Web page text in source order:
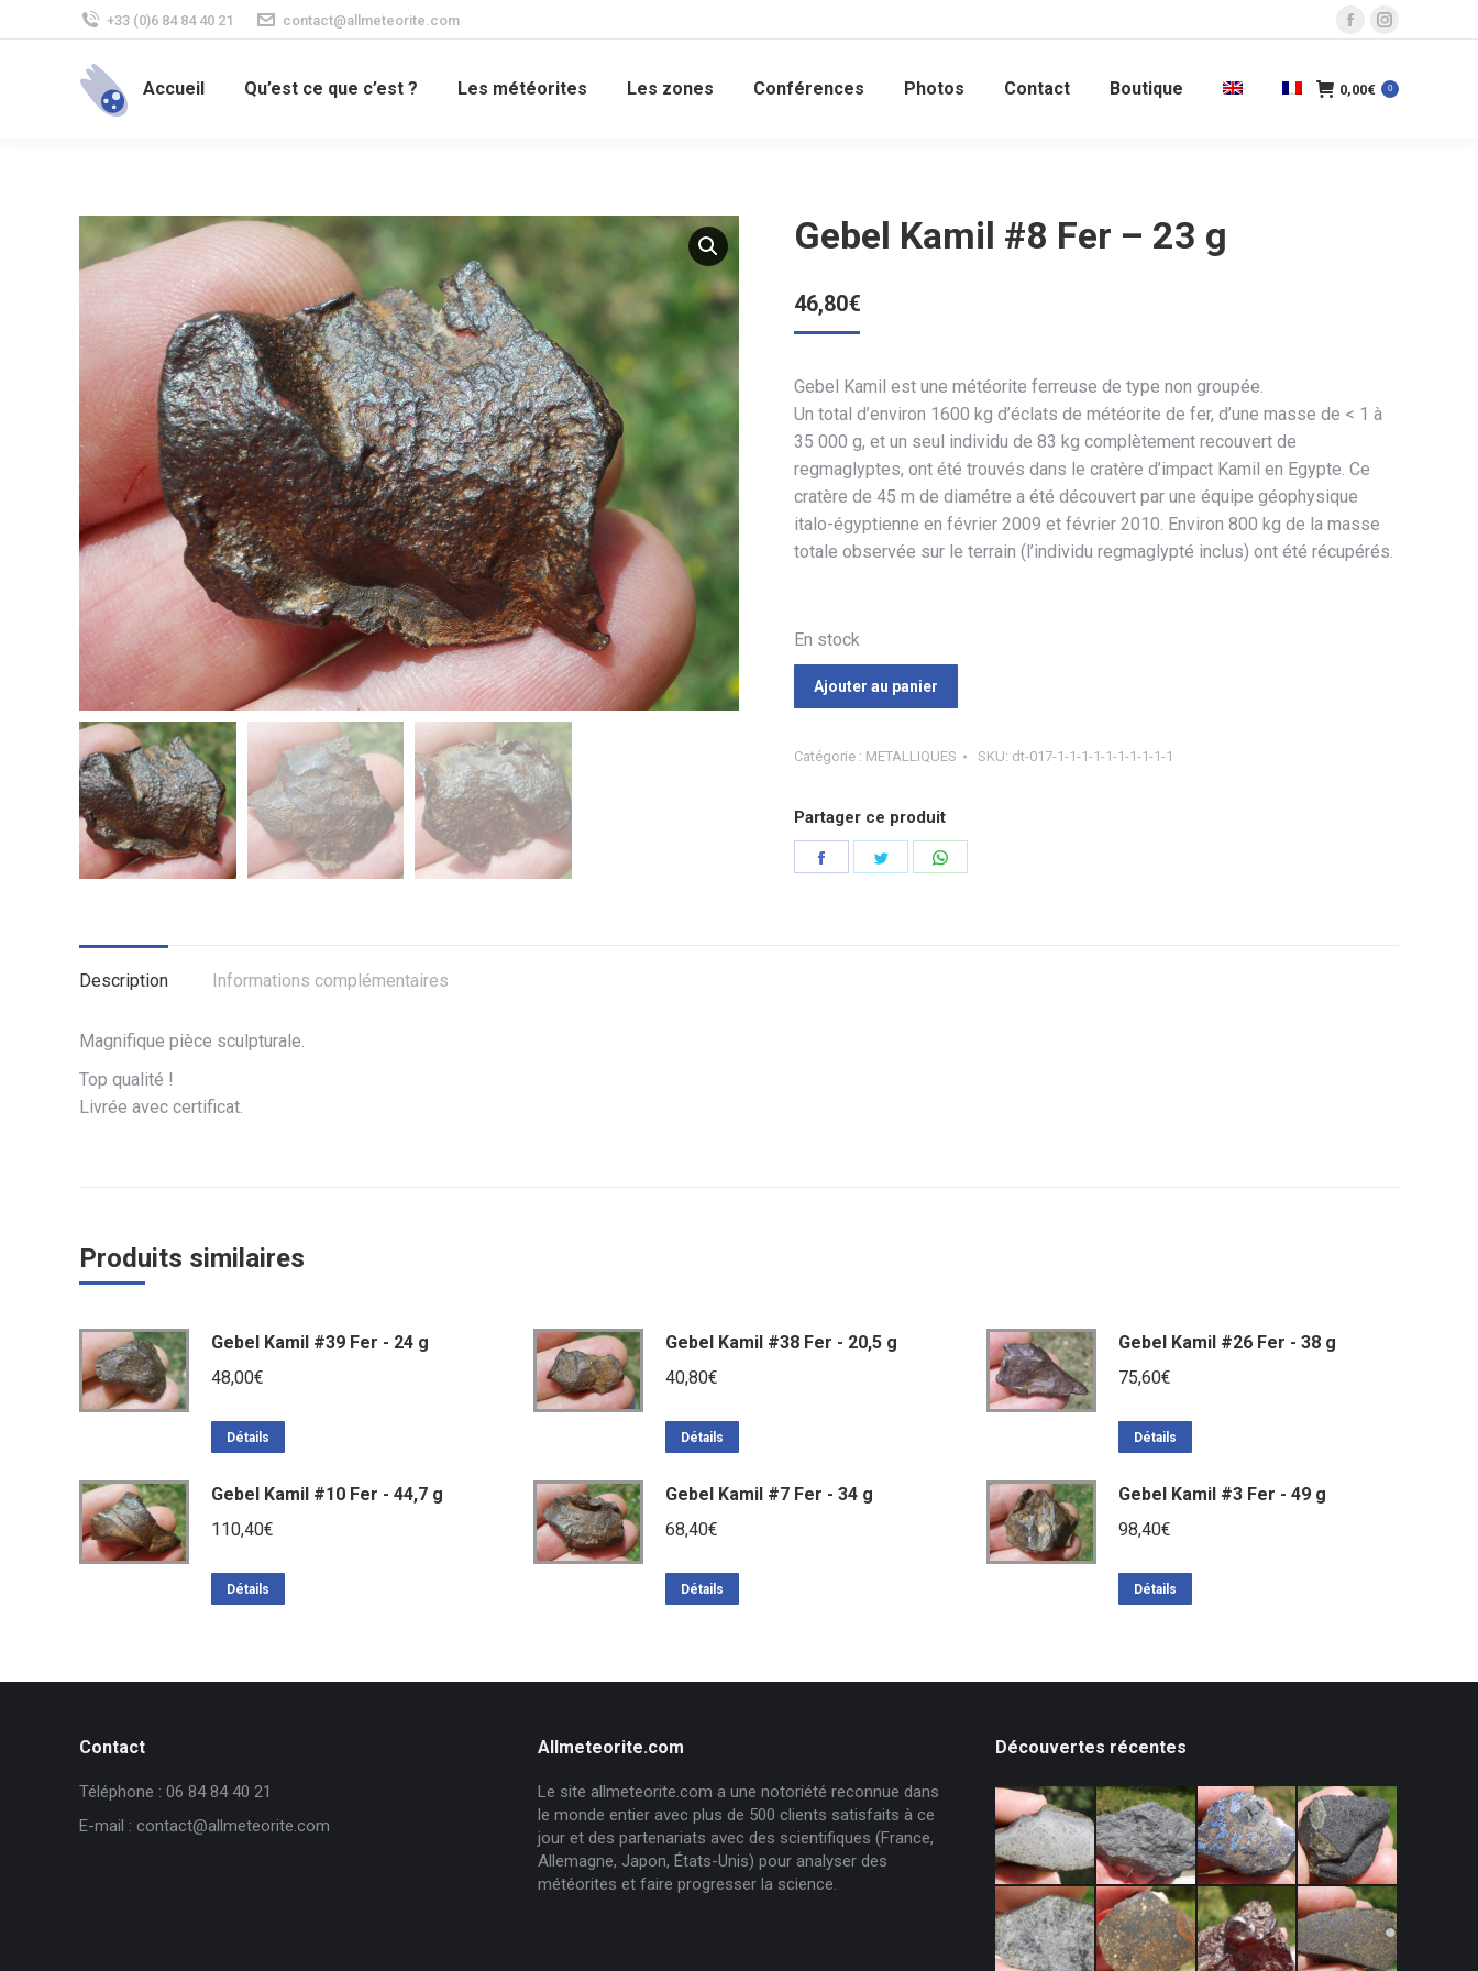
+33 (0)6 84 84 40 21 contact@allmeteorite.com
La
Facebook
La
Instagram
Accueil Qu’est ce que c’est ? Les météorites Les zones Conférences Photos Contact Boutique 0,00€ 0
Gebel Kamil #8 Fer – 23 g
46,80€
Gebel Kamil est une météorite ferreuse de type non groupée.
Un total d’environ 1600 kg d’éclats de météorite de fer, d’une masse de < 1 à
35 000 g, et un seul individu de 83 kg complètement recouvert de
regmaglyptes, ont été trouvés dans le cratère d’impact Kamil en Egypte. Ce
cratère de 45 m de diamétre a été découvert par une équipe géophysique
italo-égyptienne en février 2009 et février 2010. Environ 800 kg de la masse
totale observée sur le terrain (l’individu regmaglypté inclus) ont été récupérés.
En stock
Ajouter au panier
Catégorie : METALLIQUES SKU: dt-017-1-1-1-1-1-1-1-1-1-1
Partager ce produit
Partager Partager
Description Informations complémentaires
Magnifique pièce sculpturale.
Top qualité !
Livrée avec certificat.
Produits similaires
Gebel Kamil #39 Fer - 24 g
48,00€
Détails
Gebel Kamil #38 Fer - 20,5 g
40,80€
Détails
Gebel Kamil #26 Fer - 38 g
75,60€
Détails
Gebel Kamil #10 Fer - 44,7 g
110,40€
Détails
Gebel Kamil #7 Fer - 34 g
68,40€
Détails
Gebel Kamil #3 Fer - 49 g
98,40€
Détails
Contact
Téléphone : 06 84 84 40 21
E-mail : contact@allmeteorite.com
Allmeteorite.com
Le site allmeteorite.com a une notoriété reconnue dans
le monde entier avec plus de 500 clients satisfaits à ce
jour et des partenariats avec des scientifiques (France,
Allemagne, Japon, États-Unis) pour analyser des
météorites et faire progresser la science.
Découvertes récentes